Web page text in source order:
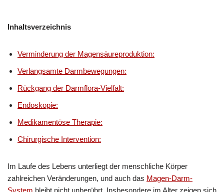
Inhaltsverzeichnis
Verminderung der Magensäureproduktion:
Verlangsamte Darmbewegungen:
Rückgang der Darmflora-Vielfalt:
Endoskopie:
Medikamentöse Therapie:
Chirurgische Intervention:
Im Laufe des Lebens unterliegt der menschliche Körper
zahlreichen Veränderungen, und auch das Magen-Darm-